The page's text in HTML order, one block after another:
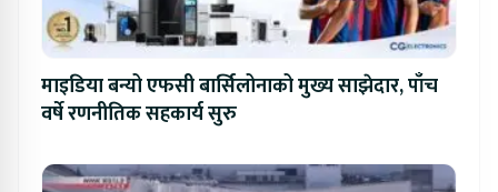
माइडिया बन्यो एफसी बार्सिलोनाको मुख्य साझेदार, पाँच
वर्षे रणनीतिक सहकार्य सुरु